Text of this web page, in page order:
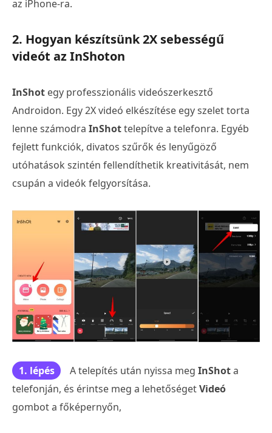
az iPhone-ra.
2. Hogyan készítsünk 2X sebességű
videót az InShoton
InShot egy professzionális videószerkesztő
Androidon. Egy 2X videó elkészítése egy szelet torta
lenne számodra InShottelepítve a telefonra. Egyéb
fejlett funkciók, divatos szűrők és lenyűgöző
utóhatások szintén fellendíthetik kreativitását, nem
csupán a videók felgyorsítása.
1. lépés A telepítés után nyissa meg InShota
telefonján, és érintse meg a lehetőségetVideó
gombot a főképernyőn,